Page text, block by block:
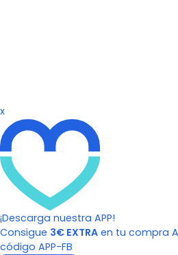
x
¡Descarga nuestra APP!
Consigue 3€ EXTRA en tu compra
código APP-FB